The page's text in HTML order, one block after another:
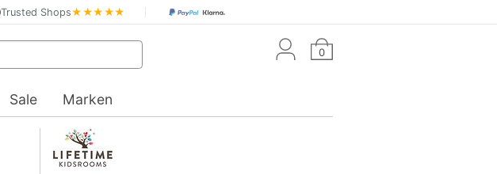
Trusted Shops★★★★★
0
Sale Marken